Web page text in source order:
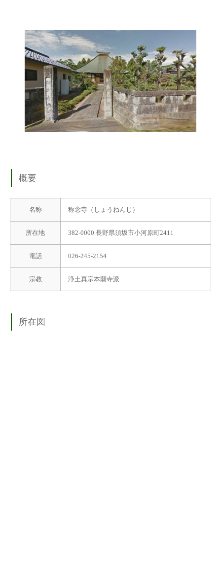
概要
名称 称念寺（しょうねんじ）
所在地 382-0000 長野県須坂市小河原町2411
電話 026-245-2154
宗教 浄土真宗本願寺派
所在図